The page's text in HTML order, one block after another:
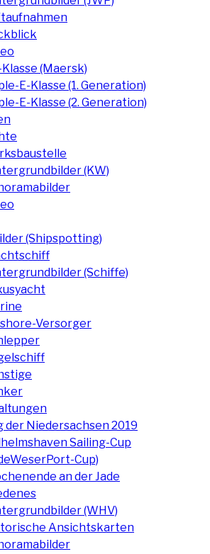
(Maersk)
E-Klasse (1. Generation)
E-Klasse (2. Generation)
(KW)
(Shipspotting)
(Schiffe)
Versorger
der Niedersachsen 2019
Sailing-Cup
Cup)
an der Jade
(WHV)
Ansichtskarten